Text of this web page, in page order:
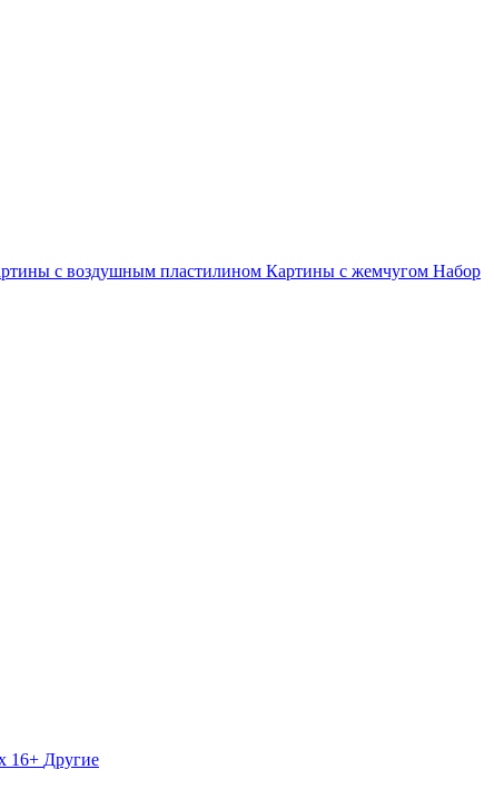
с воздушным пластилином Картины с жемчугом Набор
16+ Другие